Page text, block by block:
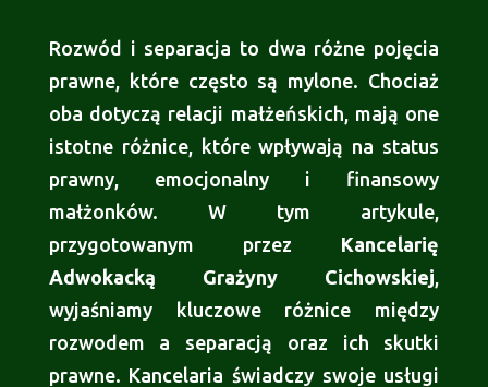
Rozwód i separacja to dwa różne pojęcia
prawne, które często są mylone. Chociaż
oba dotyczą relacji małżeńskich, mają one
istotne różnice, które wpływają na status
prawny, emocjonalny i finansowy
małżonków. W tym artykule,
przygotowanym przez Kancelarię
Adwokacką Grażyny Cichowskiej,
wyjaśniamy kluczowe różnice między
rozwodem a separacją oraz ich skutki
prawne. Kancelaria świadczy swoje usługi